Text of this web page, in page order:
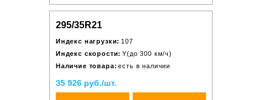
295/35R21
Индекс нагрузки: 107
Индекс скорости: Y(до 300 км/ч)
Наличие товара: есть в наличии
35 926 руб./шт.